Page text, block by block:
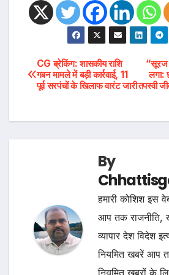
Post
navigation
“सूरज
लगा:
तपस्वी
CG ब्रेकिंग: शासकीय राशि
गबन मामले में बड़ी कार्रवाई, 11
पूर्व सरपंचों के खिलाफ वारंट जारी
By
हमारी कोशिश इस
आप तक राजनीति,
व्यापार देश विदेश
नियमित खबरें आप
नियमित खबरों के